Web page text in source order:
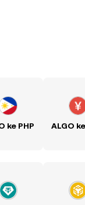
ke PHP ALGO